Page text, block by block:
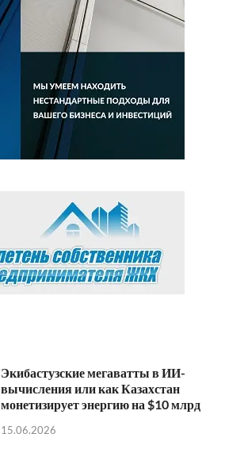
Экибастузские мегаватты в ИИ-
вычисления или как Казахстан
монетизирует энергию на $10 млрд
15.06.2026